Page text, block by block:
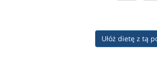
Ułóż dietę z tą